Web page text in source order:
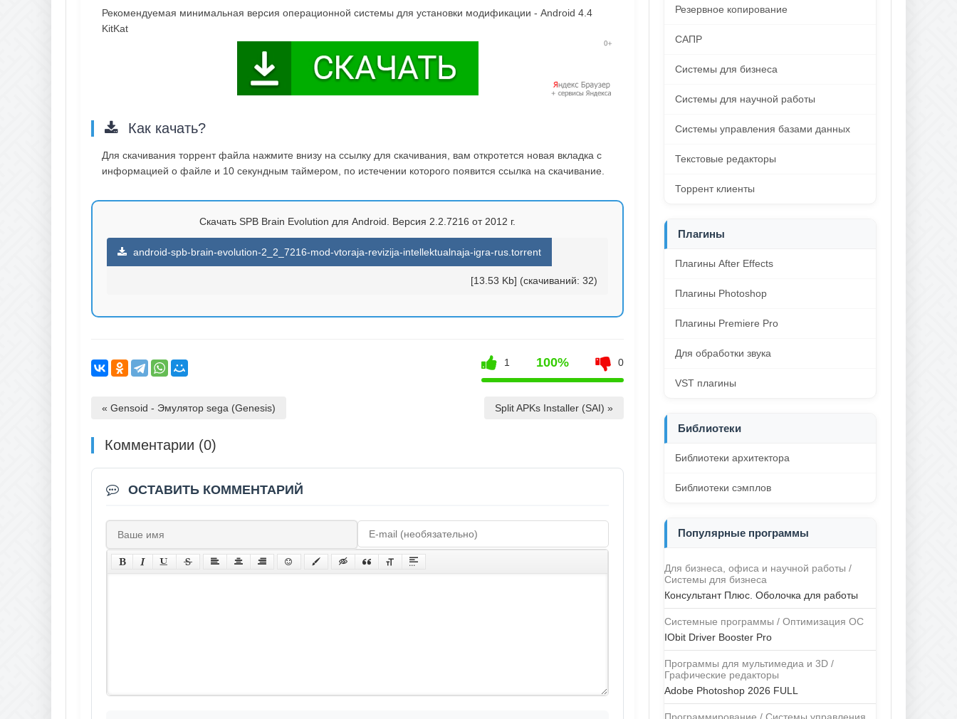
Рекомендуемая минимальная версия операционной системы для установки модификации - Android 4.4
KitKat
Как качать?
Для скачивания торрент файла нажмите внизу на ссылку для скачивания, вам откротется новая вкладка с
информацией о файле и 10 секундным таймером, по истечении которого появится ссылка на скачивание.
Скачать SPB Brain Evolution для Android. Версия 2.2.7216 от 2012 г.
android-spb-brain-evolution-2_2_7216-mod-vtoraja-revizija-intellektualnaja-igra-rus.torrent
[13.53 Kb] (cкачиваний: 32)
1 100% 0
« Gensoid - Эмулятор sega (Genesis) Split APKs Installer (SAI) »
Комментарии (0)
ОСТАВИТЬ КОММЕНТАРИЙ
Резервное копирование
САПР
Системы для бизнеса
Системы для научной работы
Системы управления базами данных
Текстовые редакторы
Торрент клиенты
Плагины
Плагины After Effects
Плагины Photoshop
Плагины Premiere Pro
Для обработки звука
VST плагины
Библиотеки
Библиотеки архитектора
Библиотеки сэмплов
Популярные программы
Для бизнеса, офиса и научной работы /
Системы для бизнеса
Консультант Плюс. Оболочка для работы
Системные программы / Оптимизация ОС
IObit Driver Booster Pro
Программы для мультимедиа и 3D /
Графические редакторы
Adobe Photoshop 2026 FULL